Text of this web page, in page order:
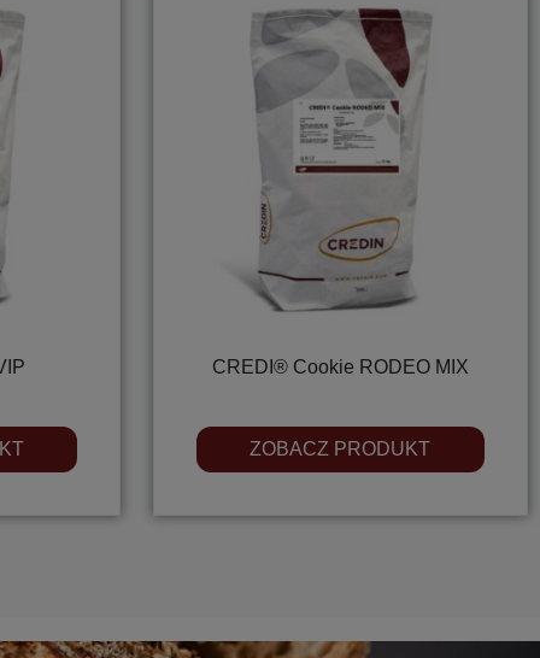
CREDI® Cookie RODEO MIX
ZOBACZ PRODUKT